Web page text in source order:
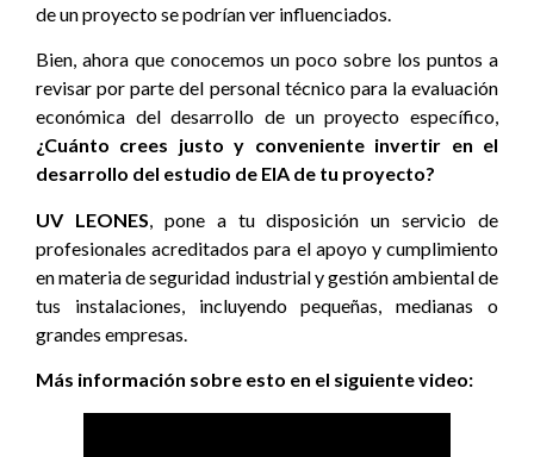
de un proyecto se podrían ver influenciados.
Bien, ahora que conocemos un poco sobre los puntos a
revisar por parte del personal técnico para la evaluación
económica del desarrollo de un proyecto específico,
¿Cuánto crees justo y conveniente invertir en el
desarrollo del estudio de EIA de tu proyecto?
UV LEONES , pone a tu disposición un servicio de
profesionales acreditados para el apoyo y cumplimiento
en materia de seguridad industrial y gestión ambiental de
tus instalaciones, incluyendo pequeñas, medianas o
grandes empresas.
Más información sobre esto en el siguiente video: